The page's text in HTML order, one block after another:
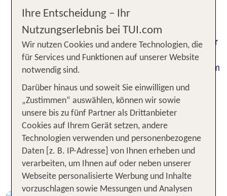
Jetzt upgraden auf den Flex Tarif
Flexibel und entspannt in den Urlaub: Sichere dir
mit demFlex Tarif Upgradedie Option, bis
einschließlich 15 bzw. 29 Tage vor Anreise bequem
Kanaren, Griechenland, Türkei, Ägypten,
Deutschland, Österreich, Italien und viele weitere
Urlaubsziele sind mit dem Flex Tarif buchbar.
DEINE VORTEILE AUF EINEN
BLICK
Ihre Entscheidung – Ihr
Nutzungserlebnis bei TUI.com
Wir nutzen Cookies und andere Technologien, die
für Services und Funktionen auf unserer Website
notwendig sind.
Darüber hinaus und soweit Sie einwilligen und
„Zustimmen“ auswählen, können wir sowie
unsere bis zu fünf Partner als Drittanbieter
Cookies auf Ihrem Gerät setzen, andere
Technologien verwenden und personenbezogene
Daten [z. B. IP-Adresse] von Ihnen erheben und
verarbeiten, um Ihnen auf oder neben unserer
Webseite personalisierte Werbung und Inhalte
vorzuschlagen sowie Messungen und Analysen